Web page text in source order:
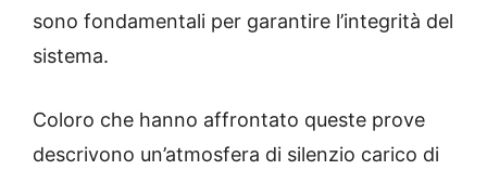
sono fondamentali per garantire l’integrità del
sistema.
Coloro che hanno affrontato queste prove
descrivono un’atmosfera di silenzio carico di